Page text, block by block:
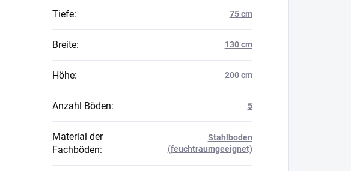
Tiefe: 75 cm
Breite: 130 cm
Höhe: 200 cm
Anzahl Böden: 5
Material der
Fachböden:
Stahlboden
(feuchtraumgeeignet)